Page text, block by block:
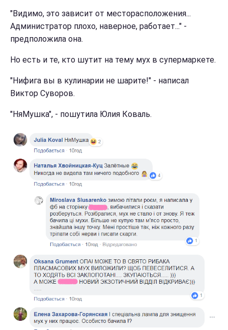
"Видимо, это зависит от месторасположения...
Администратор плохо, наверное, работает..." -
предположила она.
Но есть и те, кто шутит на тему мух в супермаркете.
"Нифига вы в кулинарии не шарите!" - написал
Виктор Суворов.
"НяМушка", - пошутила Юлия Коваль.